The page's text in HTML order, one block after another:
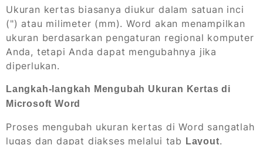
Ukuran kertas biasanya diukur dalam satuan inci
(") atau milimeter (mm). Word akan menampilkan
ukuran berdasarkan pengaturan regional komputer
Anda, tetapi Anda dapat mengubahnya jika
diperlukan.
Langkah-langkah Mengubah Ukuran Kertas di
Microsoft Word
Proses mengubah ukuran kertas di Word sangatlah
lugas dan dapat diakses melalui tab
Layout.